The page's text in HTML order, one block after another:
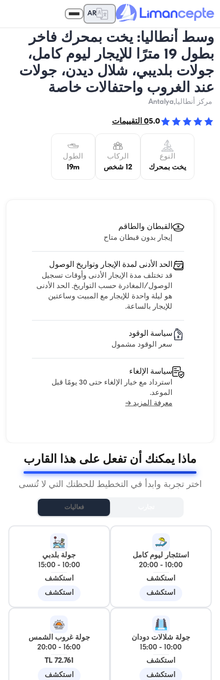
AR
وسط أنطاليا: يخت بمحرك فاخر
بطول 19 مترًا للإيجار ليوم كامل،
جولات بلديبي، شلال ديدن، جولات
عند الغروب واحتفالات خاصة
مركز أنطاليا,Antalya
5.0
0 التقييمات
النوع
يخت بمحرك
الركاب
12 شخص
الطول
19m
القبطان والطاقم
إيجار بدون قبطان متاح
الحد الأدنى لمدة الإيجار وتواريخ الوصول
قد تختلف مدة الإيجار الأدنى وأوقات تسجيل
الوصول/المغادرة حسب التواريخ. الحد الأدنى
هو ليلة واحدة للإيجار مع المبيت وساعتين
للإيجار بالساعة.
سياسة الوقود
سعر الوقود مشمول
سياسة الإلغاء
استرداد مع خيار الإلغاء حتى 30 يومًا قبل
الموعد.
معرفة المزيد →
ماذا يمكنك أن تفعل على هذا القارب
اختر تجربة وابدأ في التخطيط للحظتك التي لا تُنسى
فعاليات
استئجار ليوم كامل
10:00
-
20:00
استكشف
استكشف
جولة بلدبي
10:00
-
15:00
استكشف
استكشف
جولة شلالات دودان
10:00
-
15:00
استكشف
استكشف
جولة غروب الشمس
16:00
-
20:00
72.761 TL
استكشف